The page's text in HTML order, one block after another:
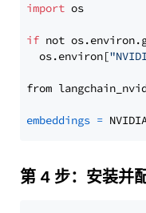
import os
if not
  os.environ[
from
embeddings =
第 4 步：安装并